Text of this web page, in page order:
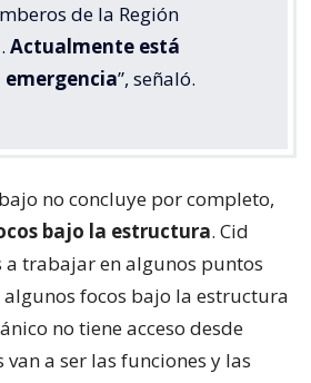
de la Región
Actualmente está
”, señaló.
no concluye por completo,
bajo la estructura. Cid
a trabajar en algunos puntos
focos bajo la estructura
no tiene acceso desde
a ser las funciones y las